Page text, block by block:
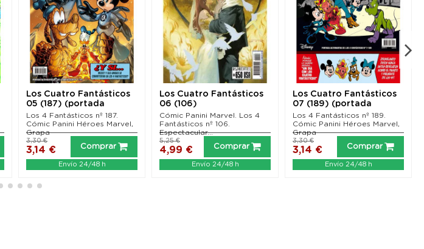
Los Cuatro Fantásticos
05 (187) (portada
alternativa Disney...
Los 4 Fantásticos nº 187.
Cómic Panini Héroes Marvel,
Grapa
3,14 €
3,30 €
Comprar
Envío 24/48 h
Los Cuatro Fantásticos
06 (106)
Cómic Panini Marvel. Los 4
Fantásticos nº 106.
Espectacular...
4,99 €
5,25 €
Comprar
Envío 24/48 h
Los Cuatro Fantásticos
07 (189) (portada
alternativa Disney...
Los 4 Fantásticos nº 189.
Cómic Panini Héroes Marvel,
Grapa
3,14 €
3,30 €
Comprar
Envío 24/48 h